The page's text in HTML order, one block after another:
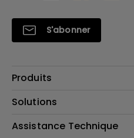
S'abonner
Produits
Vidéoprojecteurs
Éclairage
Solutions
Business Display
Assistance Technique